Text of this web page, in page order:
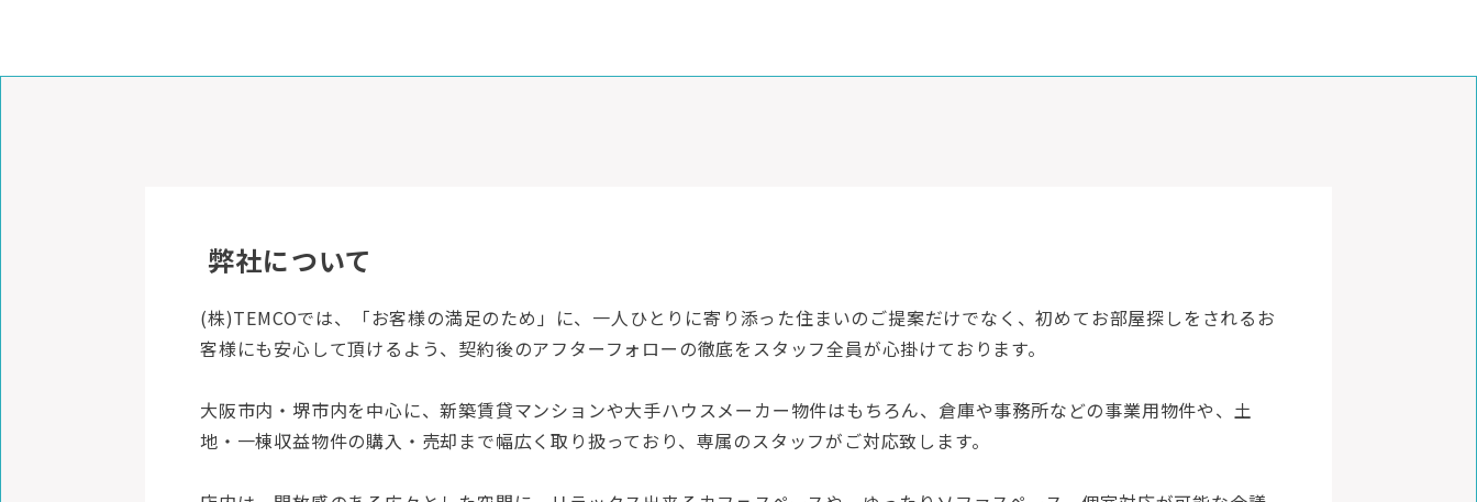
弊社について
(株)TEMCOでは、「お客様の満足のため」に、一人ひとりに寄り添った住まいのご提案だけでなく、初めてお部屋探しをされるお
客様にも安心して頂けるよう、契約後のアフターフォローの徹底をスタッフ全員が心掛けております。
大阪市内・堺市内を中心に、新築賃貸マンションや大手ハウスメーカー物件はもちろん、倉庫や事務所などの事業用物件や、土
地・一棟収益物件の購入・売却まで幅広く取り扱っており、専属のスタッフがご対応致します。